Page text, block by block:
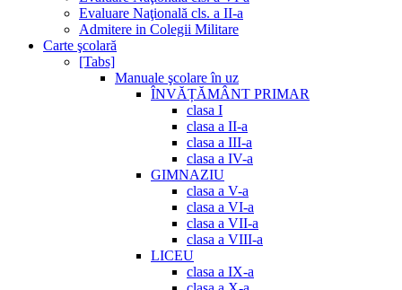
Evaluare Naţională cls. a II-a
Admitere in Colegii Militare
Carte şcolară
[Tabs]
Manuale şcolare în uz
ÎNVĂȚĂMÂNT PRIMAR
clasa I
clasa a II-a
clasa a III-a
clasa a IV-a
GIMNAZIU
clasa a V-a
clasa a VI-a
clasa a VII-a
clasa a VIII-a
LICEU
clasa a IX-a